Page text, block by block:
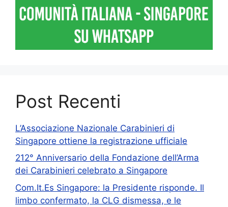
Post Recenti
L’Associazione Nazionale Carabinieri di
Singapore ottiene la registrazione ufficiale
212° Anniversario della Fondazione dell’Arma
dei Carabinieri celebrato a Singapore
Com.It.Es Singapore: la Presidente risponde. Il
limbo confermato, la CLG dismessa, e le